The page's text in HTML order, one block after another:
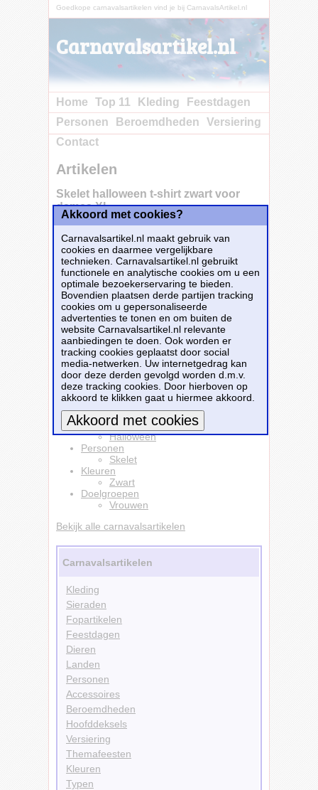
Goedkope carnavalsartikelen vind je bij CarnavalsArtikel.nl
Carnavalsartikel.nl
Home Top 11 Kleding
Feestdagen
Personen
Beroemdheden
Versiering
Contact
Artikelen
Skelet halloween t-shirt zwart voor
dames XL -
Halloween skelet t-shirt zwart voor dames. Op
dit zwarte shirt staat een groot skelet met een
hart gedrukt. Materiaal: 150 grams, 100%
katoen.
Dit carnavalsartikelSkelet halloween t-shirt
zwart voor dames XL -is te bestellen bij
en-feest.nlvoor€ 18,84.
Bestellen
Kleding
Kostuums
T-shirts
Themafeesten
Halloween
Personen
Skelet
Kleuren
Zwart
Doelgroepen
Vrouwen
Bekijk alle carnavalsartikelen
Carnavalsartikelen
Kleding
Sieraden
Fopartikelen
Feestdagen
Dieren
Landen
Personen
Accessoires
Beroemdheden
Hoofddeksels
Versiering
Themafeesten
Kleuren
Typen
Akkoord met cookies?
Carnavalsartikel.nl maakt gebruik van
cookies en daarmee vergelijkbare
technieken. Carnavalsartikel.nl gebruikt
functionele en analytische cookies om u een
optimale bezoekerservaring te bieden.
Bovendien plaatsen derde partijen tracking
cookies om u gepersonaliseerde
advertenties te tonen en om buiten de
website Carnavalsartikel.nl relevante
aanbiedingen te doen. Ook worden er
tracking cookies geplaatst door social
media-netwerken. Uw internetgedrag kan
door deze derden gevolgd worden d.m.v.
deze tracking cookies. Door hierboven op
akkoord te klikken gaat u hiermee akkoord.
Meer informatie